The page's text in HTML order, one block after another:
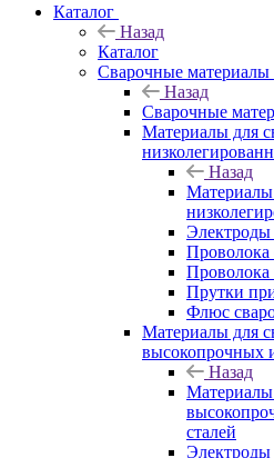
Каталог
Назад
Каталог
Сварочные материалы
Назад
Сварочные
Материалы для
Назад
Материалы
Электроды
Проволока
Прутки
Флюс
Материалы для
высокопрочных
Назад
Материалы
сталей
Электроды